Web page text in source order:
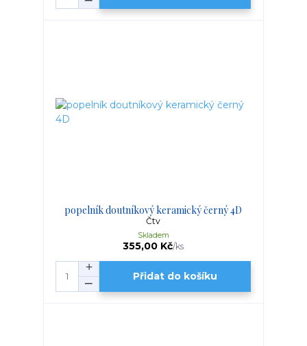
popelník doutníkový keramický černý 4D
Čtv
355,00 Kč/ks
Skladem
Přidat do košíku